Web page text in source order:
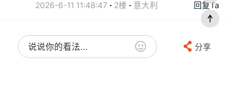
2026-6-11 11:48:47 2楼 意大利 回复Ta
说说你的看法... 分享